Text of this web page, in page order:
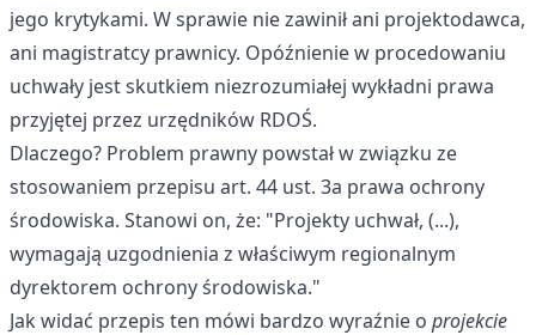
jego krytykami. W sprawie nie zawinił ani projektodawca,
ani magistratcy prawnicy. Opóźnienie w procedowaniu
uchwały jest skutkiem niezrozumiałej wykładni prawa
przyjętej przez urzędników RDOŚ.
Dlaczego? Problem prawny powstał w związku ze
stosowaniem przepisu art. 44 ust. 3a prawa ochrony
środowiska. Stanowi on, że: "Projekty uchwał, (...),
wymagają uzgodnienia z właściwym regionalnym
dyrektorem ochrony środowiska."
Jak widać przepis ten mówi bardzo wyraźnie o projekcie